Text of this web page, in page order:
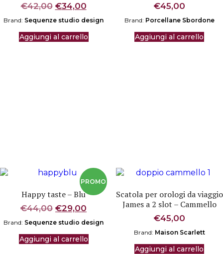
€42,00 Il
prezzo
originale
era:
€34,00Il
prezzo
attuale
è:
Brand: Sequenze studio design
Aggiungi al carrello
€45,00
Brand: Porcellane Sbordone
Aggiungi al carrello
Happy taste – Blu
€44,00 Il
prezzo
originale
era:
€29,00
prezzo
attuale
è:
Brand: Sequenze studio design
Aggiungi al carrello
Scatola per orologi da viaggio
James a 2 slot – Cammello
€45,00
Brand: Maison Scarlett
Aggiungi al carrello